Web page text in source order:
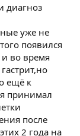
диагноз
уже не
появился
во время
ещё к
принимал
после
2 года на